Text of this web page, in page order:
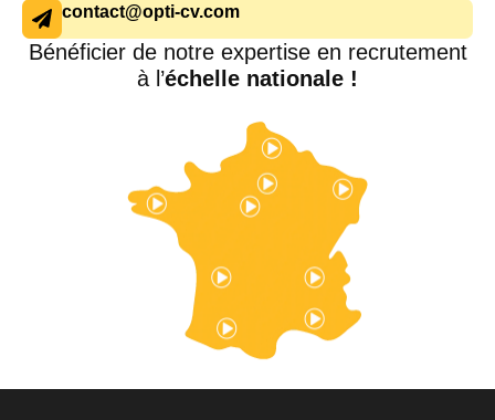
contact@opti-cv.com
Bénéficier de notre expertise en recrutement
à l’échelle nationale !